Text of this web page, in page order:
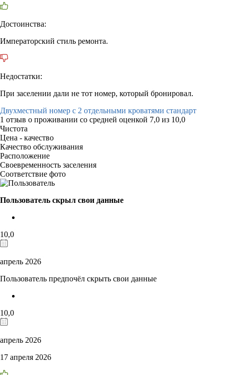
Достоинства:
Императорский стиль ремонта.
Недостатки:
При заселении дали не тот номер, который бронировал.
Двухместный номер с 2 отдельными кроватями стандарт
1 отзыв о проживании со средней оценкой 7,0 из 10,0
Чистота
Цена - качество
Качество обслуживания
Расположение
Своевременность заселения
Соответствие фото
Пользователь скрыл свои данные
10,0
апрель 2026
Пользователь предпочёл скрыть свои данные
10,0
апрель 2026
17 апреля 2026